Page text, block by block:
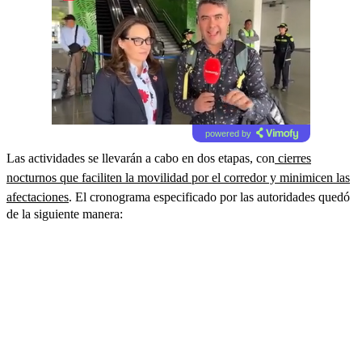
powered by
Las actividades se llevarán a cabo en dos etapas, con cierres
nocturnos que faciliten la movilidad por el corredor y minimicen las
afectaciones. El cronograma especificado por las autoridades quedó
de la siguiente manera: